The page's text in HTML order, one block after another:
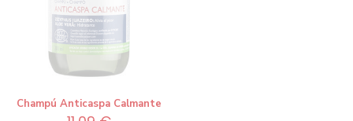
Champú Anticaspa Calmante